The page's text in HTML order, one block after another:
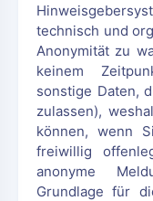
technisch und
Anonymität zu
keinem
sonstige Daten,
zulassen),
können, wenn
freiwillig
anonyme
Grundlage für